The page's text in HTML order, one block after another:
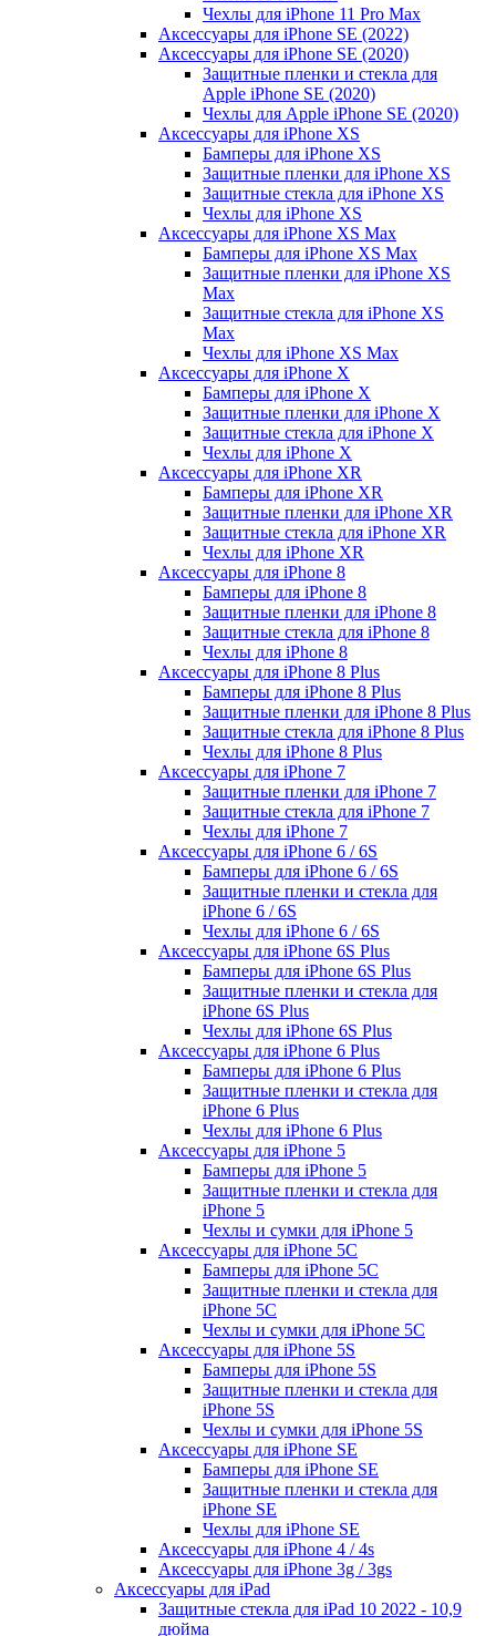
Чехлы для iPhone 11 Pro Max
Аксессуары для iPhone SE (2022)
Аксессуары для iPhone SE (2020)
Защитные пленки и стекла для
Apple iPhone SE (2020)
Чехлы для Apple iPhone SE (2020)
Аксессуары для iPhone ХS
Бамперы для iPhone ХS
Защитные пленки для iPhone ХS
Защитные стекла для iPhone ХS
Чехлы для iPhone ХS
Аксессуары для iPhone ХS Max
Бамперы для iPhone XS Max
Защитные пленки для iPhone XS
Max
Защитные стекла для iPhone XS
Max
Чехлы для iPhone XS Max
Аксессуары для iPhone X
Бамперы для iPhone X
Защитные пленки для iPhone X
Защитные стекла для iPhone X
Чехлы для iPhone X
Аксессуары для iPhone XR
Бамперы для iPhone XR
Защитные пленки для iPhone XR
Защитные стекла для iPhone XR
Чехлы для iPhone XR
Аксессуары для iPhone 8
Бамперы для iPhone 8
Защитные пленки для iPhone 8
Защитные стекла для iPhone 8
Чехлы для iPhone 8
Аксессуары для iPhone 8 Plus
Бамперы для iPhone 8 Plus
Защитные пленки для iPhone 8 Plus
Защитные стекла для iPhone 8 Plus
Чехлы для iPhone 8 Plus
Аксессуары для iPhone 7
Защитные пленки для iPhone 7
Защитные стекла для iPhone 7
Чехлы для iPhone 7
Аксессуары для iPhone 6 / 6S
Бамперы для iPhone 6 / 6S
Защитные пленки и стекла для
iPhone 6 / 6S
Чехлы для iPhone 6 / 6S
Аксессуары для iPhone 6S Plus
Бамперы для iPhone 6S Plus
Защитные пленки и стекла для
iPhone 6S Plus
Чехлы для iPhone 6S Plus
Аксессуары для iPhone 6 Plus
Бамперы для iPhone 6 Plus
Защитные пленки и стекла для
iPhone 6 Plus
Чехлы для iPhone 6 Plus
Аксессуары для iPhone 5
Бамперы для iPhone 5
Защитные пленки и стекла для
iPhone 5
Чехлы и сумки для iPhone 5
Аксессуары для iPhone 5C
Бамперы для iPhone 5C
Защитные пленки и стекла для
iPhone 5C
Чехлы и сумки для iPhone 5C
Аксессуары для iPhone 5S
Бамперы для iPhone 5S
Защитные пленки и стекла для
iPhone 5S
Чехлы и сумки для iPhone 5S
Аксессуары для iPhone SE
Бамперы для iPhone SE
Защитные пленки и стекла для
iPhone SE
Чехлы для iPhone SE
Аксессуары для iPhone 4 / 4s
Аксессуары для iPhone 3g / 3gs
Аксессуары для iPad
Защитные стекла для iPad 10 2022 - 10,9
дюйма